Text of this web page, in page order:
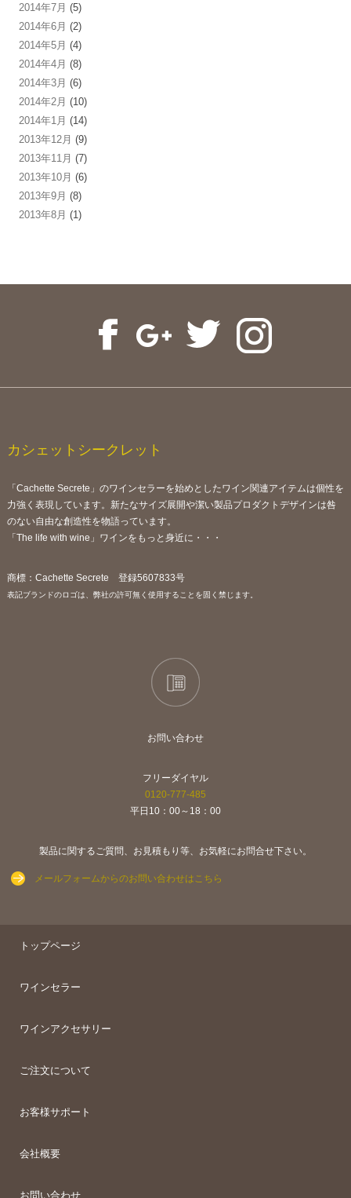
2014年7月 (5)
2014年6月 (2)
2014年5月 (4)
2014年4月 (8)
2014年3月 (6)
2014年2月 (10)
2014年1月 (14)
2013年12月 (9)
2013年11月 (7)
2013年10月 (6)
2013年9月 (8)
2013年8月 (1)
カシェットシークレット
「Cachette Secrete」のワインセラーを始めとしたワイン関連アイテムは個性を
力強く表現しています。新たなサイズ展開や潔い製品プロダクトデザインは咎
のない自由な創造性を物語っています。
「The life with wine」ワインをもっと身近に・・・
商標：Cachette Secrete 登録5607833号
表記ブランドのロゴは、弊社の許可無く使用することを固く禁じます。
お問い合わせ
フリーダイヤル
0120-777-485
平日10：00～18：00
製品に関するご質問、お見積もり等、お気軽にお問合せ下さい。
メールフォームからのお問い合わせはこちら
トップページ
ワインセラー
ワインアクセサリー
ご注文について
お客様サポート
会社概要
お問い合わせ